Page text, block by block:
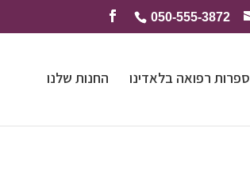
050-555-3872
ספרות רפואה בלאדינו החנות שלנו